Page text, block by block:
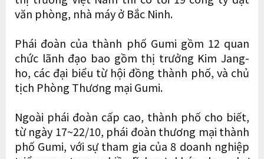
văn phòng, nhà máy ở Bắc Ninh.
Phái đoàn của thành phố Gumi gồm 12 quan
chức lãnh đạo bao gồm thị trưởng Kim Jang-
ho, các đại biểu từ hội đồng thành phố, và chủ
tịch Phòng Thương mại Gumi.
Ngoài phái đoàn cấp cao, thành phố cho biết,
từ ngày 17~22/10, phái đoàn thương mại thành
phố Gumi, với sự tham gia của 8 doanh nghiệp